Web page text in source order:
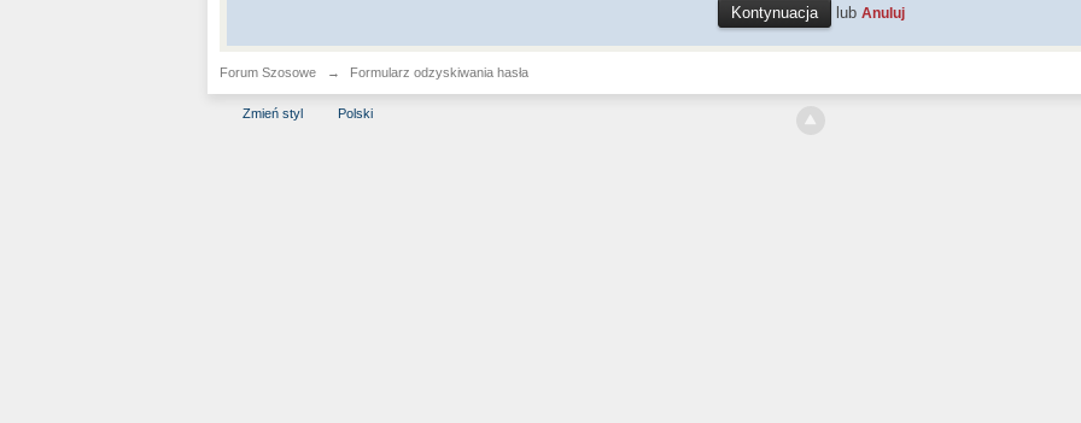
lub Anuluj
Forum Szosowe → Formularz odzyskiwania hasła
Zmień styl Polski